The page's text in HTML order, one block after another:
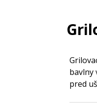
bavlny
pred